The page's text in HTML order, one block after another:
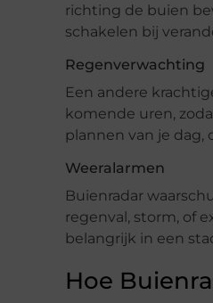
richting de buien
schakelen bij
Regenverwachting
Een andere
komende uren,
plannen van je
Weeralarmen
Buienradar
regenval, storm, of
belangrijk in een
Hoe